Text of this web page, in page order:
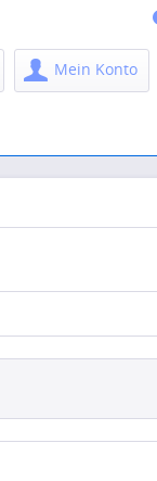
Mein Konto